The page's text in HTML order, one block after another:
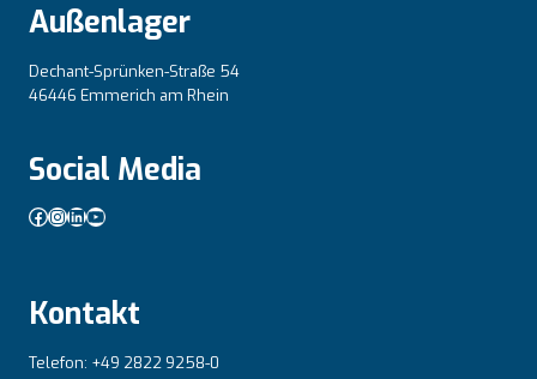
Außenlager
Dechant-Sprünken-Straße 54
46446 Emmerich am Rhein
Social Media
Facebook
Instagram
LinkedIn
YouTube
Kontakt
Telefon: +49 2822 9258-0